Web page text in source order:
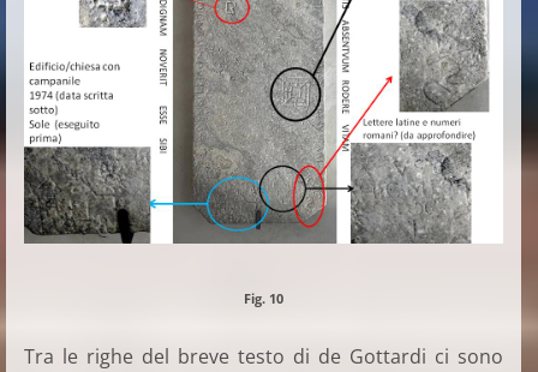
Fig. 10
Tra le righe del breve testo di de Gottardi ci sono